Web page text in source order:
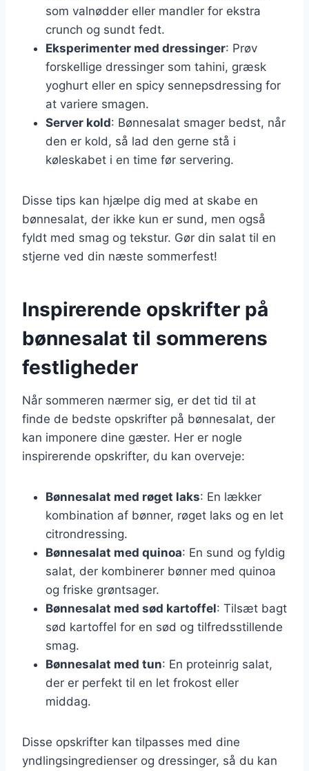
som valnødder eller mandler for ekstra
crunch og sundt fedt.
Eksperimenter med dressinger: Prøv
forskellige dressinger som tahini, græsk
yoghurt eller en spicy sennepsdressing for
at variere smagen.
Server kold: Bønnesalat smager bedst, når
den er kold, så lad den gerne stå i
køleskabet i en time før servering.
Disse tips kan hjælpe dig med at skabe en
bønnesalat, der ikke kun er sund, men også
fyldt med smag og tekstur. Gør din salat til en
stjerne ved din næste sommerfest!
Inspirerende opskrifter på
bønnesalat til sommerens
festligheder
Når sommeren nærmer sig, er det tid til at
finde de bedste opskrifter på bønnesalat, der
kan imponere dine gæster. Her er nogle
inspirerende opskrifter, du kan overveje:
Bønnesalat med røget laks: En lækker
kombination af bønner, røget laks og en let
citrondressing.
Bønnesalat med quinoa: En sund og fyldig
salat, der kombinerer bønner med quinoa
og friske grøntsager.
Bønnesalat med sød kartoffel: Tilsæt bagt
sød kartoffel for en sød og tilfredsstillende
smag.
Bønnesalat med tun: En proteinrig salat,
der er perfekt til en let frokost eller
middag.
Disse opskrifter kan tilpasses med dine
yndlingsingredienser og dressinger, så du kan